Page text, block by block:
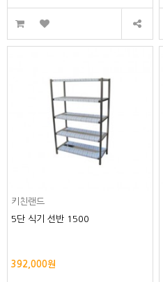
키친랜드
5단 식기 선반 1500
392,000원